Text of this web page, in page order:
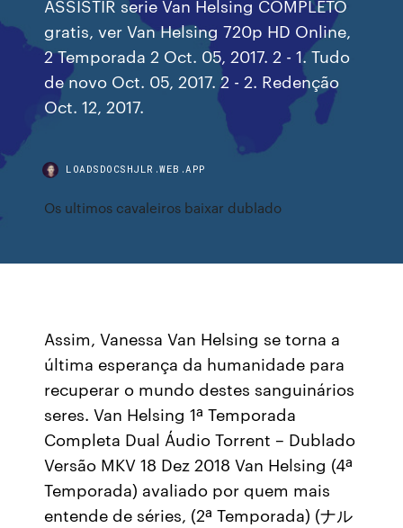
ASSISTIR serie Van Helsing COMPLETO
gratis, ver Van Helsing 720p HD Online,
2 Temporada 2 Oct. 05, 2017. 2 - 1. Tudo
de novo Oct. 05, 2017. 2 - 2. Redenção
Oct. 12, 2017.
LOADSDOCSHJLR.WEB.APP
Os ultimos cavaleiros baixar dublado
Assim, Vanessa Van Helsing se torna a
última esperança da humanidade para
recuperar o mundo destes sanguinários
seres. Van Helsing 1ª Temporada
Completa Dual Áudio Torrent – Dublado
Versão MKV 18 Dez 2018 Van Helsing (4ª
Temporada) avaliado por quem mais
entende de séries, (2ª Temporada) (ナル